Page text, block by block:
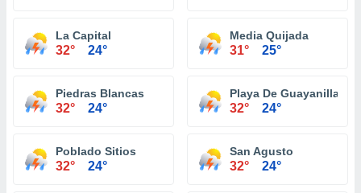
La Capital
32° 24°
Media Quijada
31° 25°
Piedras Blancas
32° 24°
Playa De Guayanilla
32° 24°
Poblado Sitios
32° 24°
San Agusto
32° 24°